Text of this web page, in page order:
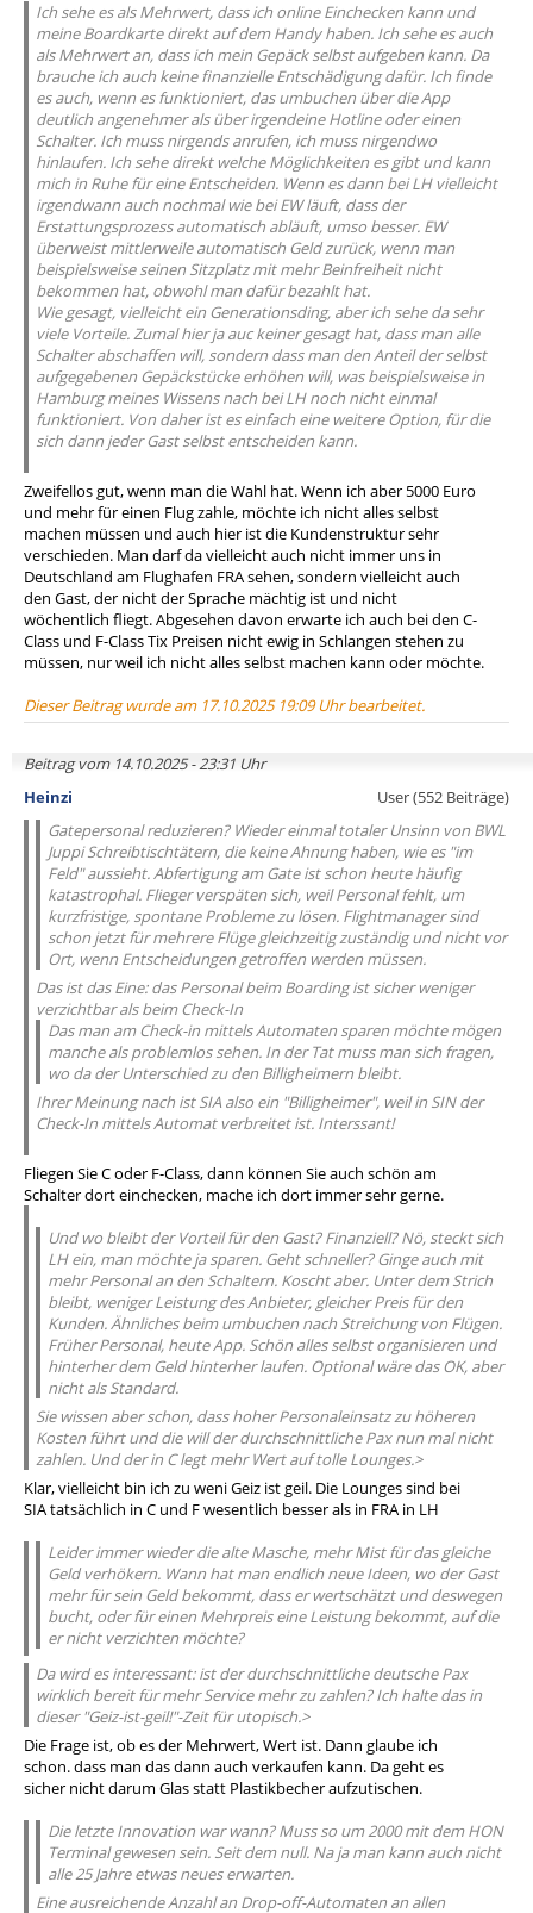
Ich sehe es als Mehrwert, dass ich online Einchecken kann und
meine Boardkarte direkt auf dem Handy haben. Ich sehe es auch
als Mehrwert an, dass ich mein Gepäck selbst aufgeben kann. Da
brauche ich auch keine finanzielle Entschädigung dafür. Ich finde
es auch, wenn es funktioniert, das umbuchen über die App
deutlich angenehmer als über irgendeine Hotline oder einen
Schalter. Ich muss nirgends anrufen, ich muss nirgendwo
hinlaufen. Ich sehe direkt welche Möglichkeiten es gibt und kann
mich in Ruhe für eine Entscheiden. Wenn es dann bei LH vielleicht
irgendwann auch nochmal wie bei EW läuft, dass der
Erstattungsprozess automatisch abläuft, umso besser. EW
überweist mittlerweile automatisch Geld zurück, wenn man
beispielsweise seinen Sitzplatz mit mehr Beinfreiheit nicht
bekommen hat, obwohl man dafür bezahlt hat.
Wie gesagt, vielleicht ein Generationsding, aber ich sehe da sehr
viele Vorteile. Zumal hier ja auc keiner gesagt hat, dass man alle
Schalter abschaffen will, sondern dass man den Anteil der selbst
aufgegebenen Gepäckstücke erhöhen will, was beispielsweise in
Hamburg meines Wissens nach bei LH noch nicht einmal
funktioniert. Von daher ist es einfach eine weitere Option, für die
sich dann jeder Gast selbst entscheiden kann.
Zweifellos gut, wenn man die Wahl hat. Wenn ich aber 5000 Euro
und mehr für einen Flug zahle, möchte ich nicht alles selbst
machen müssen und auch hier ist die Kundenstruktur sehr
verschieden. Man darf da vielleicht auch nicht immer uns in
Deutschland am Flughafen FRA sehen, sondern vielleicht auch
den Gast, der nicht der Sprache mächtig ist und nicht
wöchentlich fliegt. Abgesehen davon erwarte ich auch bei den C-
Class und F-Class Tix Preisen nicht ewig in Schlangen stehen zu
müssen, nur weil ich nicht alles selbst machen kann oder möchte.
Dieser Beitrag wurde am 17.10.2025 19:09 Uhr bearbeitet.
Beitrag vom 14.10.2025 - 23:31 Uhr
Heinzi
User (552 Beiträge)
Gatepersonal reduzieren? Wieder einmal totaler Unsinn von BWL
Juppi Schreibtischtätern, die keine Ahnung haben, wie es "im
Feld" aussieht. Abfertigung am Gate ist schon heute häufig
katastrophal. Flieger verspäten sich, weil Personal fehlt, um
kurzfristige, spontane Probleme zu lösen. Flightmanager sind
schon jetzt für mehrere Flüge gleichzeitig zuständig und nicht vor
Ort, wenn Entscheidungen getroffen werden müssen.
Das ist das Eine: das Personal beim Boarding ist sicher weniger
verzichtbar als beim Check-In
Das man am Check-in mittels Automaten sparen möchte mögen
manche als problemlos sehen. In der Tat muss man sich fragen,
wo da der Unterschied zu den Billigheimern bleibt.
Ihrer Meinung nach ist SIA also ein "Billigheimer", weil in SIN der
Check-In mittels Automat verbreitet ist. Interssant!
Fliegen Sie C oder F-Class, dann können Sie auch schön am
Schalter dort einchecken, mache ich dort immer sehr gerne.
Und wo bleibt der Vorteil für den Gast? Finanziell? Nö, steckt sich
LH ein, man möchte ja sparen. Geht schneller? Ginge auch mit
mehr Personal an den Schaltern. Koscht aber. Unter dem Strich
bleibt, weniger Leistung des Anbieter, gleicher Preis für den
Kunden. Ähnliches beim umbuchen nach Streichung von Flügen.
Früher Personal, heute App. Schön alles selbst organisieren und
hinterher dem Geld hinterher laufen. Optional wäre das OK, aber
nicht als Standard.
Sie wissen aber schon, dass hoher Personaleinsatz zu höheren
Kosten führt und die will der durchschnittliche Pax nun mal nicht
zahlen. Und der in C legt mehr Wert auf tolle Lounges.>
Klar, vielleicht bin ich zu weni Geiz ist geil. Die Lounges sind bei
SIA tatsächlich in C und F wesentlich besser als in FRA in LH
Leider immer wieder die alte Masche, mehr Mist für das gleiche
Geld verhökern. Wann hat man endlich neue Ideen, wo der Gast
mehr für sein Geld bekommt, dass er wertschätzt und deswegen
bucht, oder für einen Mehrpreis eine Leistung bekommt, auf die
er nicht verzichten möchte?
Da wird es interessant: ist der durchschnittliche deutsche Pax
wirklich bereit für mehr Service mehr zu zahlen? Ich halte das in
dieser "Geiz-ist-geil!"-Zeit für utopisch.>
Die Frage ist, ob es der Mehrwert, Wert ist. Dann glaube ich
schon. dass man das dann auch verkaufen kann. Da geht es
sicher nicht darum Glas statt Plastikbecher aufzutischen.
Die letzte Innovation war wann? Muss so um 2000 mit dem HON
Terminal gewesen sein. Seit dem null. Na ja man kann auch nicht
alle 25 Jahre etwas neues erwarten.
Eine ausreichende Anzahl an Drop-off-Automaten an allen